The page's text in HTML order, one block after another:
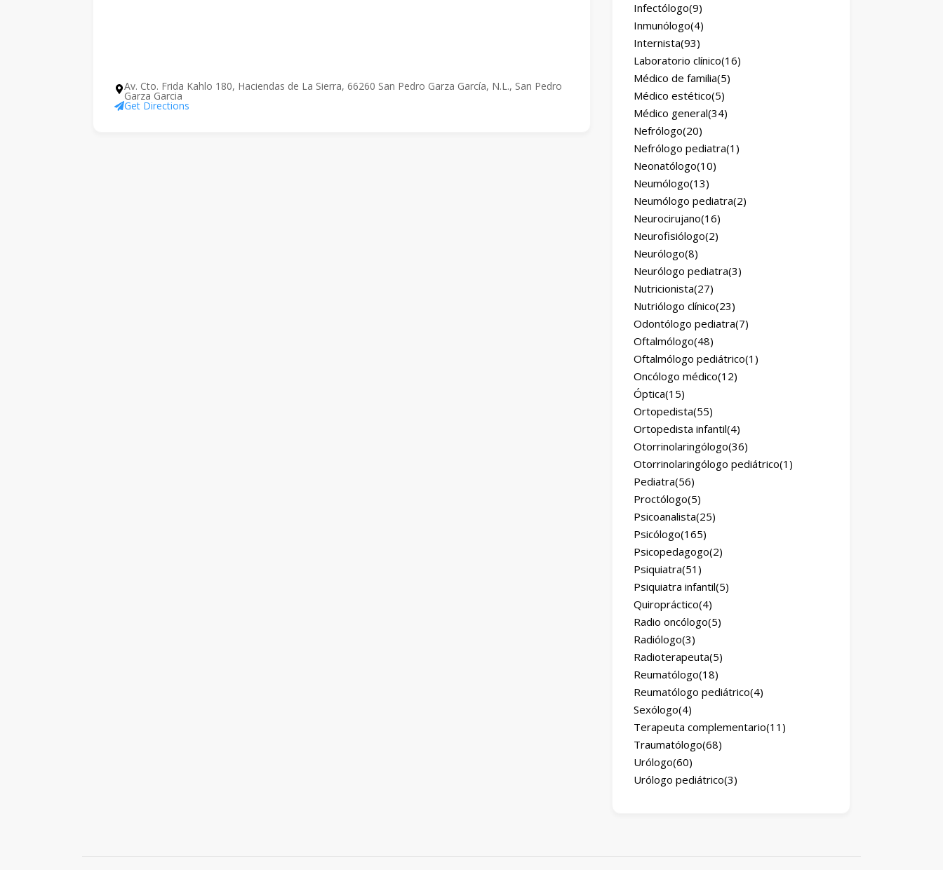
Av. Cto. Frida Kahlo 180, Haciendas de La Sierra, 66260 San Pedro Garza García, N.L., San Pedro
Garza Garcia
Get Directions
Infectólogo(9)
Inmunólogo(4)
Internista(93)
Laboratorio clínico(16)
Médico de familia(5)
Médico estético(5)
Médico general(34)
Nefrólogo(20)
Nefrólogo pediatra(1)
Neonatólogo(10)
Neumólogo(13)
Neumólogo pediatra(2)
Neurocirujano(16)
Neurofisiólogo(2)
Neurólogo(8)
Neurólogo pediatra(3)
Nutricionista(27)
Nutriólogo clínico(23)
Odontólogo pediatra(7)
Oftalmólogo(48)
Oftalmólogo pediátrico(1)
Oncólogo médico(12)
Óptica(15)
Ortopedista(55)
Ortopedista infantil(4)
Otorrinolaringólogo(36)
Otorrinolaringólogo pediátrico(1)
Pediatra(56)
Proctólogo(5)
Psicoanalista(25)
Psicólogo(165)
Psicopedagogo(2)
Psiquiatra(51)
Psiquiatra infantil(5)
Quiropráctico(4)
Radio oncólogo(5)
Radiólogo(3)
Radioterapeuta(5)
Reumatólogo(18)
Reumatólogo pediátrico(4)
Sexólogo(4)
Terapeuta complementario(11)
Traumatólogo(68)
Urólogo(60)
Urólogo pediátrico(3)